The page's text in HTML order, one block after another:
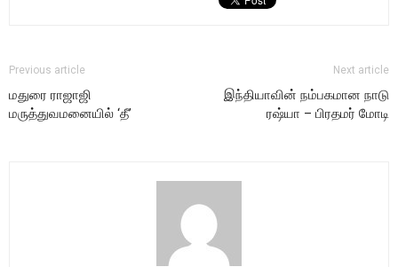
Previous article
மதுரை ராஜாஜி
மருத்துவமனையில் ‘தீ’
Next article
இந்தியாவின் நம்பகமான நாடு
ரஷ்யா – பிரதமர் மோடி